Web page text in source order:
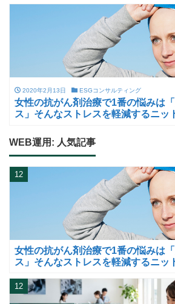
2020年2月13日 ESGコンサルティング
女性の抗がん剤治療で1番の悩みは
ス」そんなストレスを軽減するニッ
WEB運用: 人気記事
女性の抗がん剤治療で1番の悩みは
ス」そんなストレスを軽減するニッ
12
12